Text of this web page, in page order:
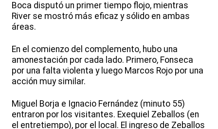
Boca disputó un primer tiempo flojo, mientras
River se mostró más eficaz y sólido en ambas
áreas.
En el comienzo del complemento, hubo una
amonestación por cada lado. Primero, Fonseca
por una falta violenta y luego Marcos Rojo por una
acción muy similar.
Miguel Borja e Ignacio Fernández (minuto 55)
entraron por los visitantes. Exequiel Zeballos (en
el entretiempo), por el local. El ingreso de Zeballos